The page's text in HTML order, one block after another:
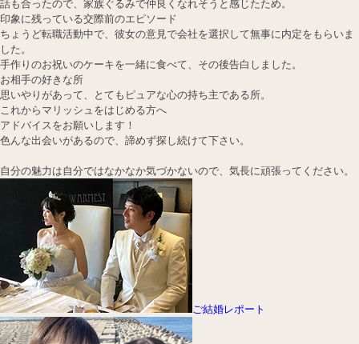
話も合ったので、家族ぐるみで仲良くなれそうと感じたため。
印象に残っている交際前のエピソード
ちょうど転職活動中で、彼女の意見で会社を選択して無事に内定をもらいま
した。
手作りのお祝いのケーキを一緒に食べて、その後告白しました。
お相手の好きな所
思いやりがあって、とてもピュアな心の持ち主である所。
これからマリッシュをはじめる方へ
アドバイスをお願いします！
色んな出会いがあるので、諦めず探し続けて下さい。
自分の魅力は自分ではなかなか気づかないので、気長に頑張ってください。
ご結婚レポート